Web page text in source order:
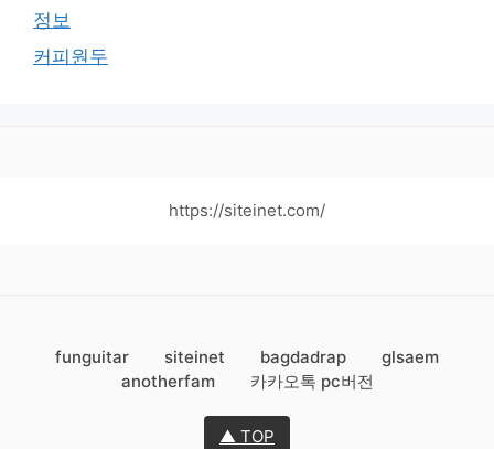
정보
커피원두
https://siteinet.com/
funguitar siteinet bagdadrap
glsaem
anotherfam
카카오톡 pc버전
▲ TOP